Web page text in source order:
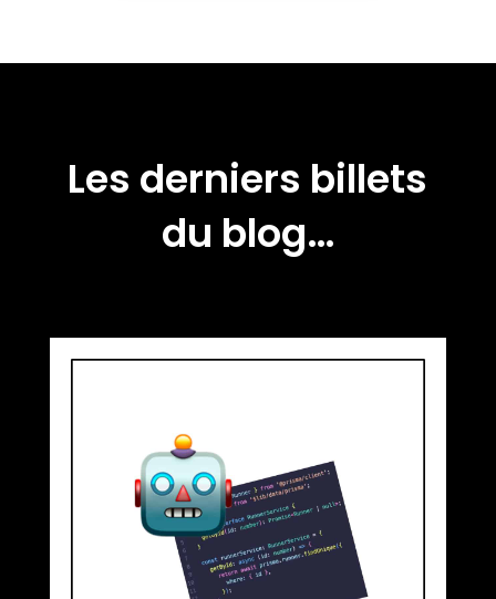
Les derniers billets
du blog…
LE « VIBE CODING » AU SERVICE DE
WORDPRESS 🤖